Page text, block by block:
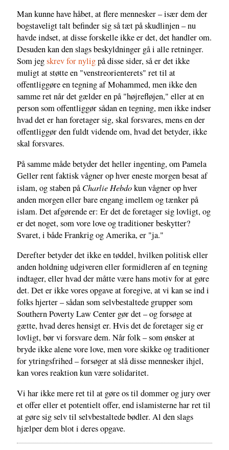
Man kunne have håbet, at flere mennesker – især dem der
bogstaveligt talt befinder sig så tæt på skudlinjen – nu
havde indset, at disse forskelle ikke er det, det handler om.
Desuden kan den slags beskyldninger gå i alle retninger.
Som jegskrev for nyligpå disse sider, så er det ikke
muligt at støtte en "venstreorienterets" ret til at
offentliggøre en tegning af Mohammed, men ikke den
samme ret når det gælder en på "højrefløjen," eller at en
person som offentliggør sådan en tegning, men ikke indser
hvad det er han foretager sig, skal forsvares, mens en der
offentliggør den fuldt vidende om, hvad det betyder, ikke
skal forsvares.
På samme måde betyder det heller ingenting, om Pamela
Geller rent faktisk vågner op hver eneste morgen besat af
islam, og staben på Charlie Hebdokun vågner op hver
anden morgen eller bare engang imellem og tænker på
islam. Det afgørende er: Er det de foretager sig lovligt, og
er det noget, som vore love og traditioner beskytter?
Svaret, i både Frankrig og Amerika, er "ja."
Derefter betyder det ikke en tøddel, hvilken politisk eller
anden holdning udgiveren eller formidleren af en tegning
indtager, eller hvad der måtte være hans motiv for at gøre
det. Det er ikke vores opgave at foregive, at vi kan se ind i
folks hjerter – sådan som selvbestaltede grupper som
Southern Poverty Law Center gør det – og forsøge at
gætte, hvad deres hensigt er. Hvis det de foretager sig er
lovligt, bør vi forsvare dem. Når folk – som ønsker at
bryde ikke alene vore love, men vore skikke og traditioner
for ytringsfrihed – forsøger at slå disse mennesker ihjel,
kan vores reaktion kun være solidaritet.
Vi har ikke mere ret til at gøre os til dommer og jury over
et offer eller et potentielt offer, end islamisterne har ret til
at gøre sig selv til selvbestaltede bødler. Al den slags
hjælper dem blot i deres opgave.